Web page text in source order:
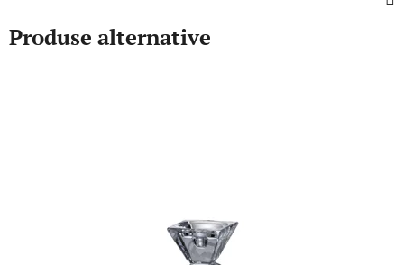
Produse alternative